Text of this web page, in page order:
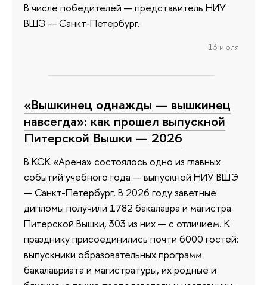
В числе победителей — представитель НИУ
ВШЭ — Санкт-Петербург.
13 июля
«Вышкинец однажды — вышкинец
навсегда»: как прошел выпускной
Питерской Вышки — 2026
В КСК «Арена» состоялось одно из главных
событий учебного года — выпускной НИУ ВШЭ
— Санкт-Петербург. В 2026 году заветные
дипломы получили 1782 бакалавра и магистра
Питерской Вышки, 303 из них — с отличием. К
празднику присоединились почти 6000 гостей:
выпускники образовательных программ
бакалавриата и магистратуры, их родные и